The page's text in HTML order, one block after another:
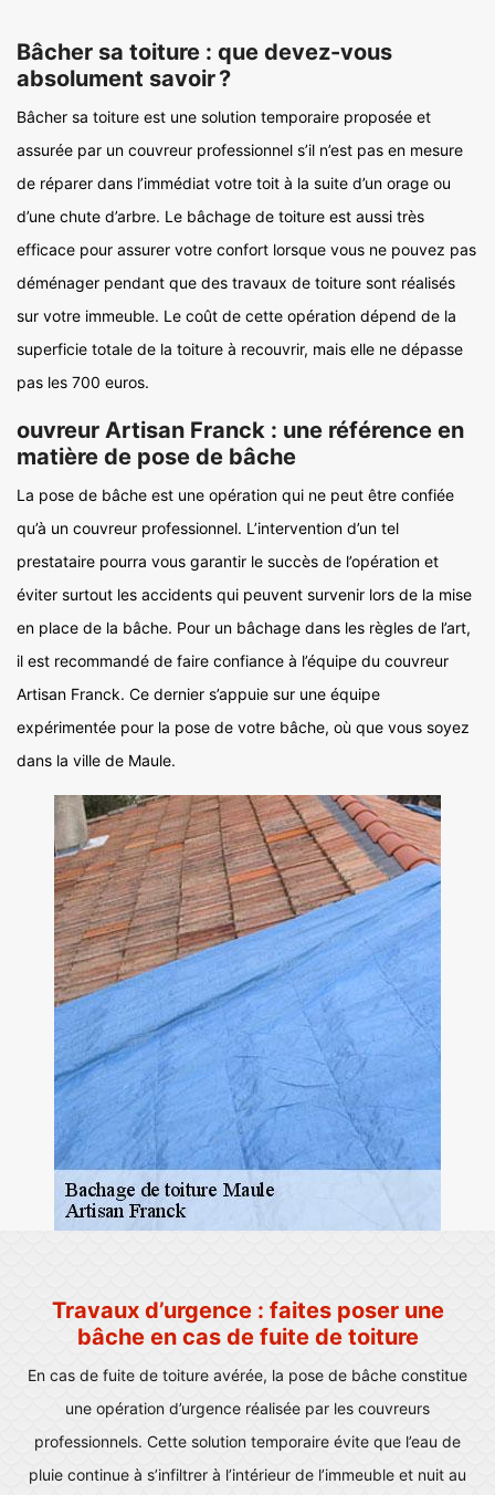
Bâcher sa toiture : que devez-vous
absolument savoir ?
Bâcher sa toiture est une solution temporaire proposée et
assurée par un couvreur professionnel s’il n’est pas en mesure
de réparer dans l’immédiat votre toit à la suite d’un orage ou
d’une chute d’arbre. Le bâchage de toiture est aussi très
efficace pour assurer votre confort lorsque vous ne pouvez pas
déménager pendant que des travaux de toiture sont réalisés
sur votre immeuble. Le coût de cette opération dépend de la
superficie totale de la toiture à recouvrir, mais elle ne dépasse
pas les 700 euros.
ouvreur Artisan Franck : une référence en
matière de pose de bâche
La pose de bâche est une opération qui ne peut être confiée
qu’à un couvreur professionnel. L’intervention d’un tel
prestataire pourra vous garantir le succès de l’opération et
éviter surtout les accidents qui peuvent survenir lors de la mise
en place de la bâche. Pour un bâchage dans les règles de l’art,
il est recommandé de faire confiance à l’équipe du couvreur
Artisan Franck. Ce dernier s’appuie sur une équipe
expérimentée pour la pose de votre bâche, où que vous soyez
dans la ville de Maule.
Travaux d’urgence : faites poser une
bâche en cas de fuite de toiture
En cas de fuite de toiture avérée, la pose de bâche constitue
une opération d’urgence réalisée par les couvreurs
professionnels. Cette solution temporaire évite que l’eau de
pluie continue à s’infiltrer à l’intérieur de l’immeuble et nuit au